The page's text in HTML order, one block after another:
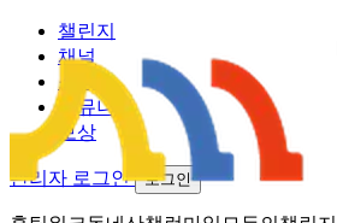
챌린지
채널
소식
커뮤니티
보상
관리자 로그인 로그인